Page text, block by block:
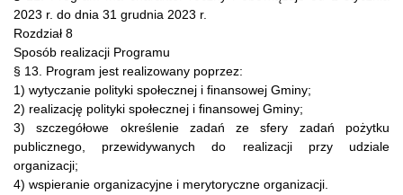
2023 r. do dnia 31 grudnia 2023 r.
Rozdział 8
Sposób realizacji Programu
§ 13. Program jest realizowany poprzez:
1) wytyczanie polityki społecznej i finansowej Gminy;
2) realizację polityki społecznej i finansowej Gminy;
3) szczegółowe określenie zadań ze sfery zadań pożytku
publicznego, przewidywanych do realizacji przy udziale
organizacji;
4) wspieranie organizacyjne i merytoryczne organizacji.